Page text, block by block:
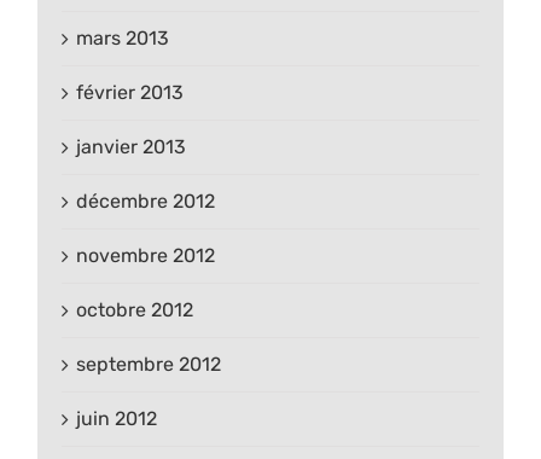
mars 2013
février 2013
janvier 2013
décembre 2012
novembre 2012
octobre 2012
septembre 2012
juin 2012